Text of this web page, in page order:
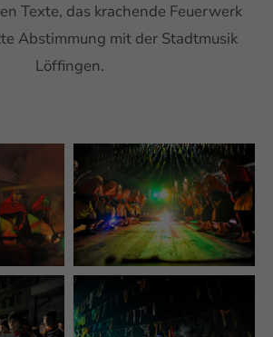
Texte, das krachende Feuerwerk
Abstimmung mit der Stadtmusik
Löffingen.